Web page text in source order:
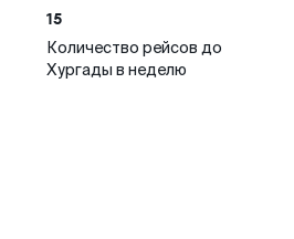
15
Количество рейсов до
Хургады в неделю